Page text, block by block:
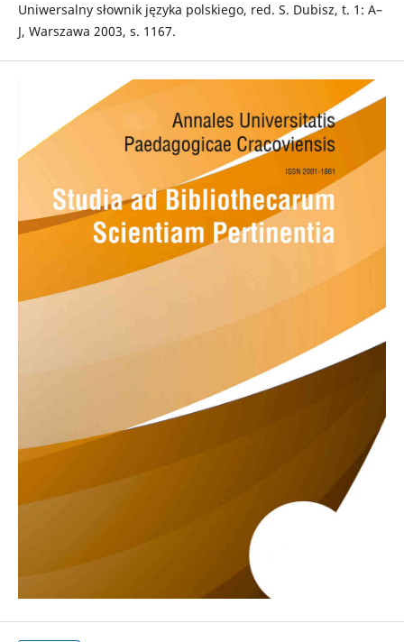
Uniwersalny słownik języka polskiego, red. S. Dubisz, t. 1: A–
J, Warszawa 2003, s. 1167.